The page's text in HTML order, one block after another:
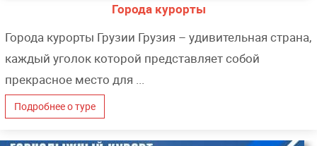
Города курорты
Города курорты Грузии Грузия – удивительная страна,
каждый уголок которой представляет собой
прекрасное место для ...
Подробнее о туре